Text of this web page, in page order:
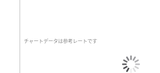
チャートデータは参考レートです